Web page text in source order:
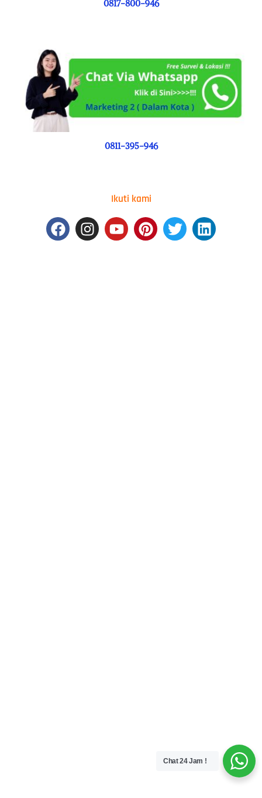
0817-800-946
0811-395-946
Ikuti kami
FacebookInstagram
YoutubePinterest
TwitterLinkedin
Chat 24 Jam !